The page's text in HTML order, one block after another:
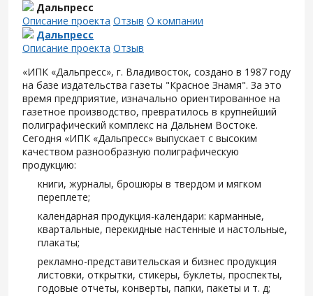
Дальпресс
Описание проекта Отзыв О компании
Дальпресс
Описание проекта Отзыв
«ИПК «Дальпресс», г. Владивосток, создано в 1987 году
на базе издательства газеты "Красное Знамя". За это
время предприятие, изначально ориентированное на
газетное производство, превратилось в крупнейший
полиграфический комплекс на Дальнем Востоке.
Сегодня «ИПК «Дальпресс» выпускает с высоким
качеством разнообразную полиграфическую
продукцию:
книги, журналы, брошюры в твердом и мягком
переплете;
календарная продукция-календари: карманные,
квартальные, перекидные настенные и настольные,
плакаты;
рекламно-представительская и бизнес продукция
листовки, открытки, стикеры, буклеты, проспекты,
годовые отчеты, конверты, папки, пакеты и т. д;